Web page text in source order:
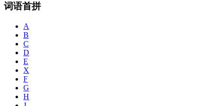
词语首拼
A
B
C
D
E
X
F
G
H